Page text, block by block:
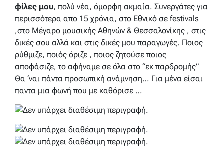
φίλες μου, πολύ νέα, όμορφη ακμαία. Συνεργάτες για
περισσότερα απο 15 χρόνια, στο Εθνικό σε festivals
,στο Μέγαρο μουσικής Αθηνών & Θεσσαλονίκης , στις
δικές σου αλλά και στις δικές μου παραγωγές. Ποιος
ρύθμιζε, ποιός όριζε , ποιος ζητούσε ποιος
αποφάσιζε, το αφήναμε σε όλα στο “εκ παρδρομής”
Θα ‘ναι πάντα προσωπική ανάμνηση… Για μένα είσαι
παντα μια φωνή που με καθόρισε …